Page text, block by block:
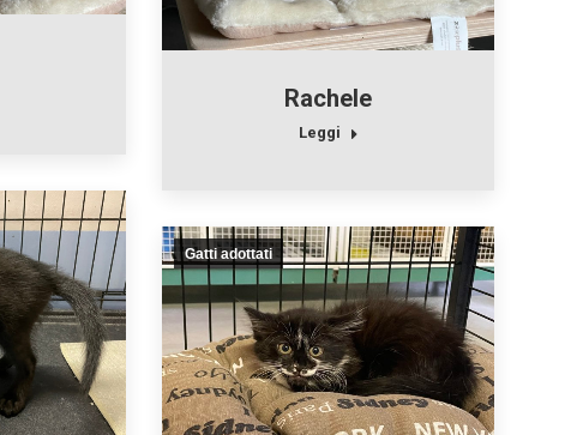
Rachele
Leggi
Gatti adottati